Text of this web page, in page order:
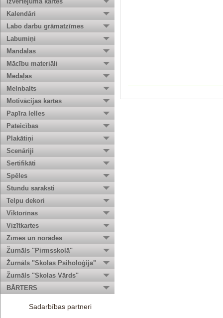
Kalendāri
Labo darbu grāmatzīmes
Labumiņi
Mandalas
Mācību materiāli
Medaļas
Melnbalts
Motivācijas kartes
Papīra lelles
Pateicības
Plakātiņi
Scenāriji
Sertifikāti
Spēles
Stundu saraksti
Telpu dekori
Viktorīnas
Vizītkartes
Zīmes un norādes
Žurnāls "Pirmsskolā"
Žurnāls "Skolas Psiholoģija"
Žurnāls "Skolas Vārds"
BĀRTERS
Sadarbības partneri